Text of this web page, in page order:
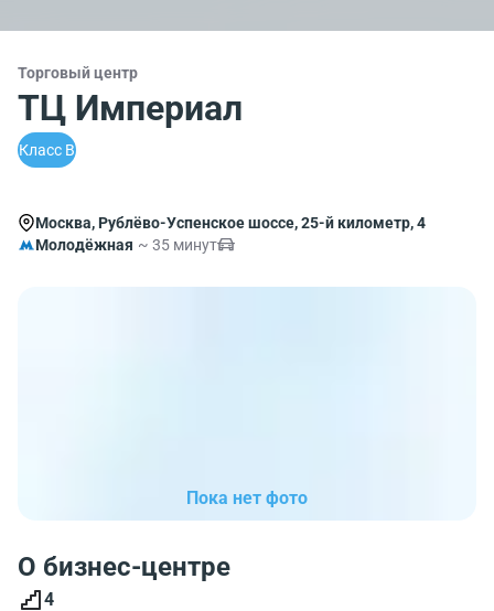
Торговый центр
ТЦ Империал
Класс B
Москва, Рублёво-Успенское шоссе, 25-й километр, 4
Молодёжная ~ 35 минут
Пока нет фото
О бизнес-центре
4